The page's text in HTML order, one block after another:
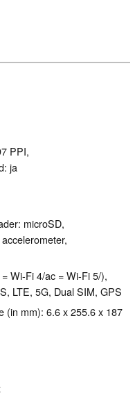
PPI,
ja
microSD,
Wi-Fi 4/ac = Wi-Fi 5/),
LTE, 5G, Dual SIM, GPS
(in mm): 6.6 x 255.6 x 187